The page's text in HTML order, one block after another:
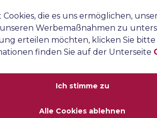
zur Ausführung benötigt.
= 1000)
die es uns ermöglichen,
Werbemaßnahmen zu
erteilen möchten, klicken Sie bitte
finden Sie auf der Unterseite
Ich stimme zu
Alle Cookies ablehnen